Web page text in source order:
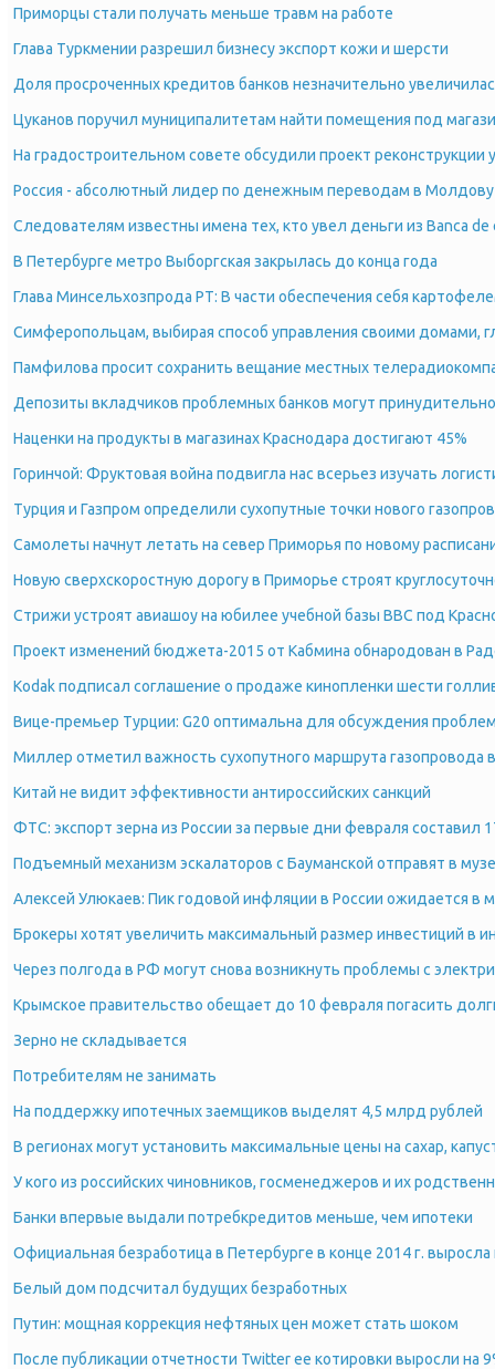
Приморцы стали получать меньше травм на работе
Глава Туркмении разрешил бизнесу экспорт кожи и шерсти
Доля просроченных кредитов банков незначительно
Цуканов поручил муниципалитетам найти помещения под
На градостроительном совете обсудили проект реконструкции
Россия - абсолютный лидер по денежным переводам в Молдову
Следователям известны имена тех, кто увел деньги из Banca de
В Петербурге метро Выборгская закрылась до конца года
Глава Минсельхозпрода РТ: В части обеспечения себя
Симферопольцам, выбирая способ управления своими домами,
Памфилова просит сохранить вещание местных
Депозиты вкладчиков проблемных банков могут
Наценки на продукты в магазинах Краснодара достигают 45%
Горинчой: Фруктовая война подвигла нас всерьез изучать
Турция и Газпром определили сухопутные точки нового
Самолеты начнут летать на север Приморья по новому
Новую сверхскоростную дорогу в Приморье строят
Стрижи устроят авиашоу на юбилее учебной базы ВВС под
Проект изменений бюджета-2015 от Кабмина обнародован в
Kodak подписал соглашение о продаже кинопленки шести
Вице-премьер Турции: G20 оптимальна для обсуждения
Миллер отметил важность сухопутного маршрута газопровода
Китай не видит эффективности антироссийских санкций
ФТС: экспорт зерна из России за первые дни февраля составил
Подъемный механизм эскалаторов с Бауманской отправят в
Алексей Улюкаев: Пик годовой инфляции в России ожидается в
Брокеры хотят увеличить максимальный размер инвестиций в
Через полгода в РФ могут снова возникнуть проблемы с
Крымское правительство обещает до 10 февраля погасить
Зерно не складывается
Потребителям не занимать
На поддержку ипотечных заемщиков выделят 4,5 млрд рублей
В регионах могут установить максимальные цены на сахар,
У кого из российских чиновников, госменеджеров и их
Банки впервые выдали потребкредитов меньше, чем ипотеки
Официальная безработица в Петербурге в конце 2014 г. выросла
Белый дом подсчитал будущих безработных
Путин: мощная коррекция нефтяных цен может стать шоком
После публикации отчетности Twitter ее котировки выросли на